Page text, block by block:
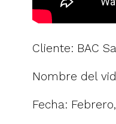
Cliente: BAC
Nombre del
Fecha: